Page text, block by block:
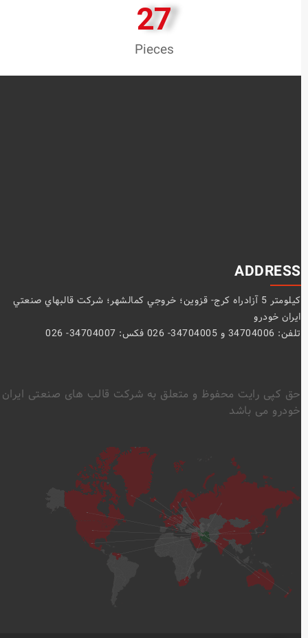
27
Pieces
ADDRESS
كيلومتر 5 آزادراه كرج- قزوين؛ خروجي كمالشهر؛ شركت قالبهاي صنعتي
ايران خودرو
تلفن: 34704006 و 34704005- 026 فکس: 34704007- 026
حق کپی رایت محفوظ و متعلق به شرکت قالب های صنعتی ایران
خودرو می باشد